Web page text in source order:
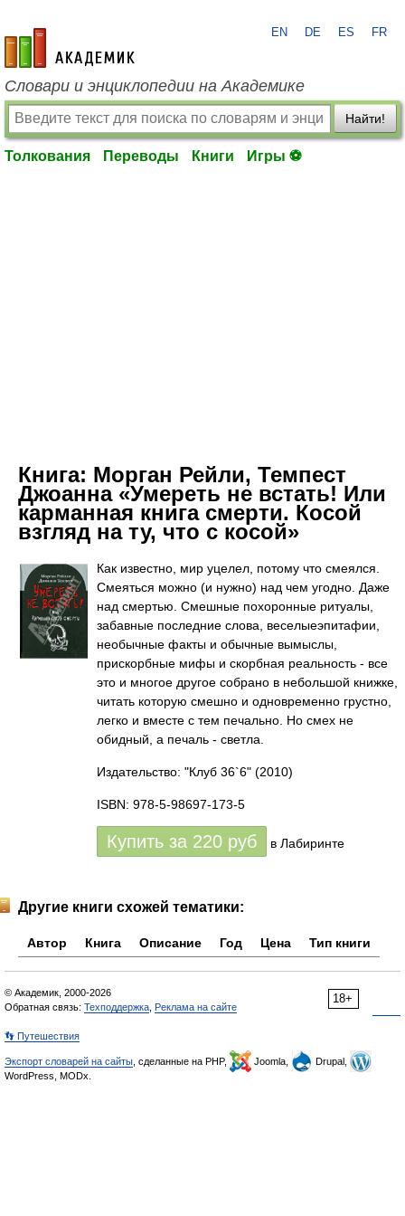
academic.ru
EN DE ES FR
Словари и энциклопедии на Академике
Найти!
Толкования Переводы Книги Игры ⚽
Книга: Морган Рейли, Темпест
Джоанна «Умереть не встать! Или
карманная книга смерти. Косой
взгляд на ту, что с косой»
Как известно, мир уцелел, потому что смеялся.
Смеяться можно (и нужно) над чем угодно. Даже
над смертью. Смешные похоронные ритуалы,
забавные последние слова, веселыеэпитафии,
необычные факты и обычные вымыслы,
прискорбные мифы и скорбная реальность - все
это и многое другое собрано в небольшой книжке,
читать которую смешно и одновременно грустно,
легко и вместе с тем печально. Но смех не
обидный, а печаль - светла.
Издательство: "Клуб 36`6" (2010)
ISBN: 978-5-98697-173-5
Купить за 220 руб в Лабиринте
Другие книги схожей тематики:
Автор Книга Описание Год Цена Тип книги
18+
© Академик, 2000-2026
Обратная связь: Техподдержка Реклама на сайте
👣 Путешествия
Экспорт словарей на сайты , сделанные на PHP, Joomla,
Drupal,
WordPress, MODx.